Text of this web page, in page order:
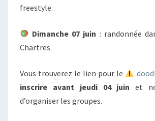
freestyle.
Dimanche 07 juin : randonnée
Chartres.
Vous trouverez le lien pour le
inscrire avant jeudi 04 juin et
d’organiser les groupes.